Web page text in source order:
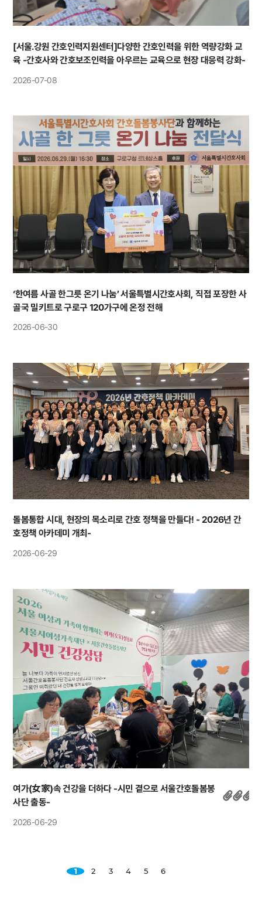
[서울.강원 간호인력지원센터]다양한 간호인력을 위한 역량강화 교
육 -간호사와 간호보조인력을 아우르는 교육으로 현장 대응력 강화-
2026-07-08
‘한여름 사골 한그릇 온기 나눔’ 서울특별시간호사회, 직접 포장한 사
골국 밀키트로 구로구 120가구에 온정 전해
2026-06-30
돌봄통합 시대, 현장의 목소리로 간호 정책을 만들다! - 2026년 간
호정책 아카데미 개최-
2026-06-29
여가(女家)속 건강을 더하다 -시민 곁으로 서울간호돌봄봉
사단 출동-
2026-06-29
1 2 3 4 5 6